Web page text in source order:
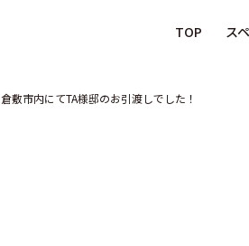
TOP ス
倉敷市内にてTA様邸のお引渡しでした！